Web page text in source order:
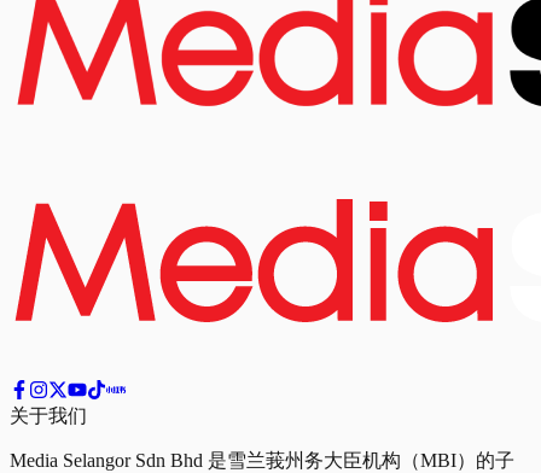
关于我们
Media Selangor Sdn Bhd 是雪兰莪州务大臣机构（MBI）的子